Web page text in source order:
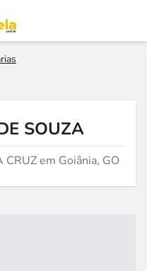
SOUZA
CRUZ em Goiânia, GO